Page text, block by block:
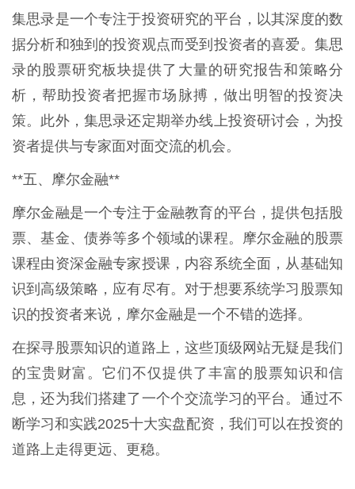
集思录是一个专注于投资研究的平台，以其深度的数
据分析和独到的投资观点而受到投资者的喜爱。集思
录的股票研究板块提供了大量的研究报告和策略分
析，帮助投资者把握市场脉搏，做出明智的投资决
策。此外，集思录还定期举办线上投资研讨会，为投
资者提供与专家面对面交流的机会。
**五、摩尔金融**
摩尔金融是一个专注于金融教育的平台，提供包括股
票、基金、债券等多个领域的课程。摩尔金融的股票
课程由资深金融专家授课，内容系统全面，从基础知
识到高级策略，应有尽有。对于想要系统学习股票知
识的投资者来说，摩尔金融是一个不错的选择。
在探寻股票知识的道路上，这些顶级网站无疑是我们
的宝贵财富。它们不仅提供了丰富的股票知识和信
息，还为我们搭建了一个个交流学习的平台。通过不
断学习和实践2025十大实盘配资，我们可以在投资的
道路上走得更远、更稳。